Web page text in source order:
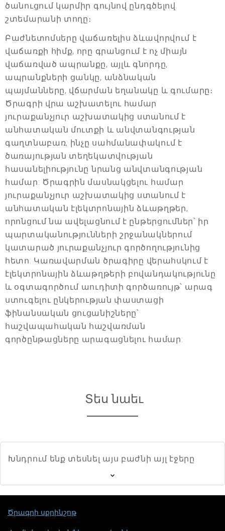
ծանուցում կարմիր գույնով ընդգծելով
շտեմարանի տողը։
Բաժնետոմսերը վաճառելիս ձևավորվում է
վաճառքի հիմք, որը գրանցում է ոչ միայն
վաճառված ապրանքը, այլև գնորդը,
ապրանքների ցանկը, անձնական
պայմանները, վճարման եղանակը և գումարը։
Ծրագրի վրա աշխատելու համար
յուրաքանչյուր աշխատակից ստանում է
անհատական մուտքի և անվտանգության
գաղտնաբառ, ինչը սահմանափակում է
ծառայության տեղեկատվության
հասանելիությունը նրանց անվտանգության
համար: Ծրագրին մասնակցելու համար
յուրաքանչյուր աշխատակից ստանում է
անհատական էլեկտրոնային ձևաթղթեր,
որոնցում նա ավելացնում է ընթերցումներ՝ իր
պարտականությունների շրջանակներում
կատարած յուրաքանչյուր գործողությունից
հետո: Կառավարման ծրագիրը վերահսկում է
էլեկտրոնային ձևաթղթերի բովանդակությունը
և օգտագործում աուդիտի գործառույթ՝ արագ
ստուգելու ընկերության փաստացի
ֆինանսական ցուցանիշները՝
հաշվապահական հաշվառման
գործընթացները արագացնելու համար:
Տես նաեւ
Խնդրում ենք տեսնել այս բաժնի այլ էջերը
Ծրագրի սքրինշոթ